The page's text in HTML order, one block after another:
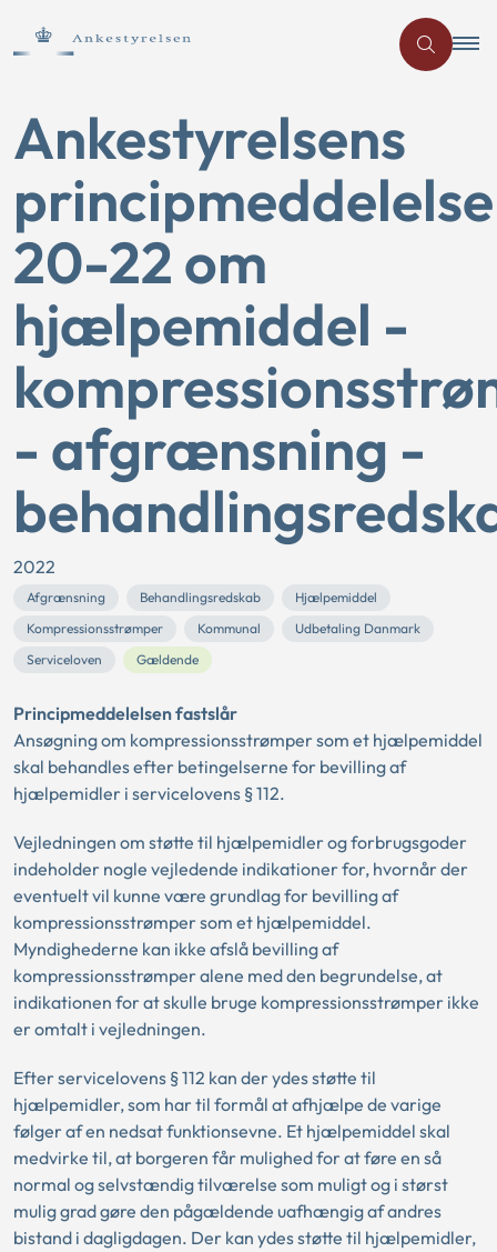
Ankestyrelsens
principmeddelelse
20-22 om
hjælpemiddel -
- afgrænsning -
2022
Afgrænsning Behandlingsredskab
Hjælpemiddel
Kompressionsstrømper
Kommunal
Udbetaling Danmark
Serviceloven
Gældende
Principmeddelelsen fastslår
Ansøgning om kompressionsstrømper som et hjælpemiddel
skal behandles efter betingelserne for bevilling af
hjælpemidler i servicelovens § 112.
Vejledningen om støtte til hjælpemidler og forbrugsgoder
indeholder nogle vejledende indikationer for, hvornår der
eventuelt vil kunne være grundlag for bevilling af
kompressionsstrømper som et hjælpemiddel.
Myndighederne kan ikke afslå bevilling af
kompressionsstrømper alene med den begrundelse, at
indikationen for at skulle bruge kompressionsstrømper ikke
er omtalt i vejledningen.
Efter servicelovens § 112 kan der ydes støtte til
hjælpemidler, som har til formål at afhjælpe de varige
følger af en nedsat funktionsevne. Et hjælpemiddel skal
medvirke til, at borgeren får mulighed for at føre en så
normal og selvstændig tilværelse som muligt og i størst
mulig grad gøre den pågældende uafhængig af andres
bistand i dagligdagen. Der kan ydes støtte til hjælpemidler,